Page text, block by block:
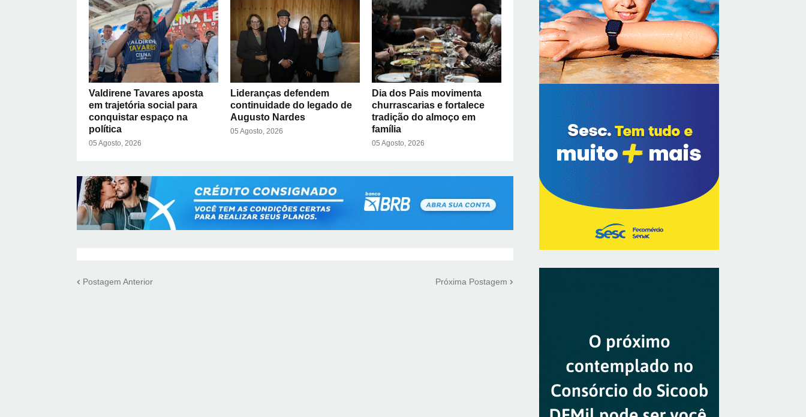
Valdirene Tavares aposta
em trajetória social para
conquistar espaço na
política
05 Agosto, 2026
Lideranças defendem
continuidade do legado de
Augusto Nardes
05 Agosto, 2026
Dia dos Pais movimenta
churrascarias e fortalece
tradição do almoço em
família
05 Agosto, 2026
Postagem Anterior Próxima Postagem